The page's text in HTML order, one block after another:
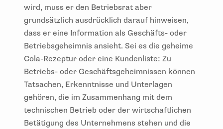
wird, muss er den Betriebsrat aber
grundsätzlich ausdrücklich darauf hinweisen,
dass er eine Information als Geschäfts- oder
Betriebsgeheimnis ansieht. Sei es die geheime
Cola-Rezeptur oder eine Kundenliste: Zu
Betriebs- oder Geschäftsgeheimnissen können
Tatsachen, Erkenntnisse und Unterlagen
gehören, die im Zusammenhang mit dem
technischen Betrieb oder der wirtschaftlichen
Betätigung des Unternehmens stehen und die